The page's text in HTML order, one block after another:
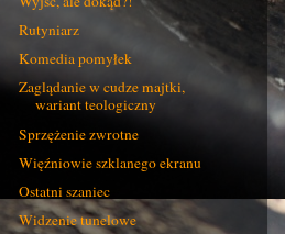
Rutyniarz
Komedia pomyłek
Zaglądanie w cudze majtki,
wariant teologiczny
Sprzężenie zwrotne
Więźniowie szklanego ekranu
Ostatni szaniec
Widzenie tunelowe